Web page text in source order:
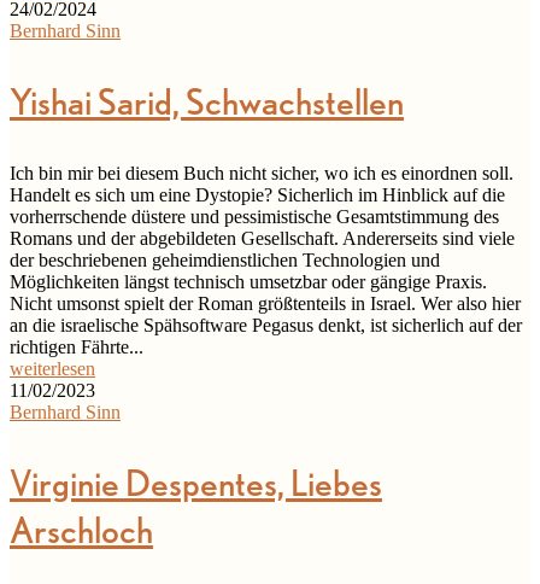
24/02/2024
Bernhard Sinn
Yishai Sarid, Schwachstellen
Ich bin mir bei diesem Buch nicht sicher, wo ich es einordnen soll.
Handelt es sich um eine Dystopie? Sicherlich im Hinblick auf die
vorherrschende düstere und pessimistische Gesamtstimmung des
Romans und der abgebildeten Gesellschaft. Andererseits sind viele
der beschriebenen geheimdienstlichen Technologien und
Möglichkeiten längst technisch umsetzbar oder gängige Praxis.
Nicht umsonst spielt der Roman größtenteils in Israel. Wer also hier
an die israelische Spähsoftware Pegasus denkt, ist sicherlich auf der
richtigen Fährte...
weiterlesen
11/02/2023
Bernhard Sinn
Virginie Despentes, Liebes
Arschloch